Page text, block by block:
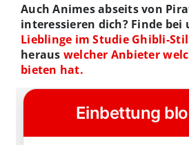
Auch Animes abseits von
interessieren dich? Finde bei
Lieblinge im Studie Ghibli-Stil
heraus welcher Anbieter
bieten hat.